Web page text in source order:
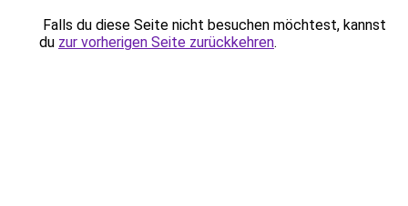
Falls du diese Seite nicht besuchen möchtest, kannst
du zur vorherigen Seite zurückkehren.